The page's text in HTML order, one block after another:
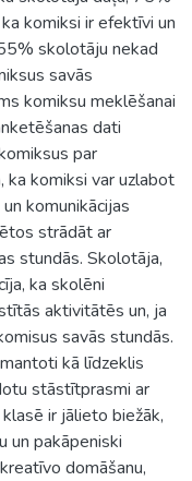
komiksi ir efektīvi un
skolotāju nekad
savās
komiksu meklēšanai
dati
par
ka komiksi var uzlabot
komunikācijas
strādāt ar
stundās. Skolotāja,
ka skolēni
aktivitātēs un, ja
savās stundās.
kā līdzeklis
stāstītprasmi ar
ir jālieto biežāk,
un pakāpeniski
domāšanu,